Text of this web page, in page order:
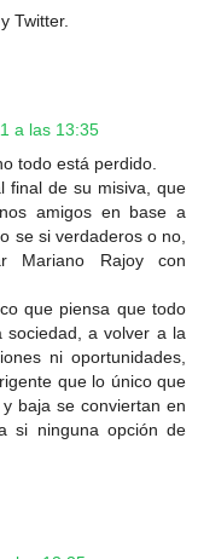
Twitter.
a las 13:35
todo está perdido.
final de su misiva, que
amigos en base a
se si verdaderos o no,
Mariano Rajoy con
que piensa que todo
a volver a la
ni oportunidades,
que lo único que
baja se conviertan en
si ninguna opción de